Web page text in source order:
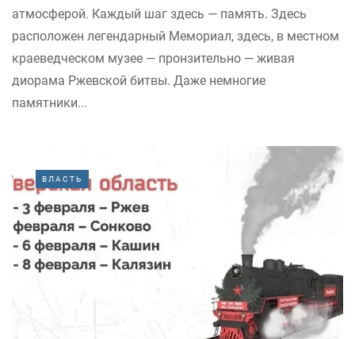
атмосферой. Каждый шаг здесь — память. Здесь
расположен легендарный Мемориал, здесь, в местном
краеведческом музее — пронзительно — живая
диорама Ржевской битвы. Даже немногие
памятники...
ВЛАСТЬ